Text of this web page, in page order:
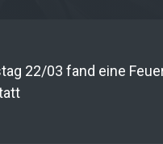
22/03 fand eine